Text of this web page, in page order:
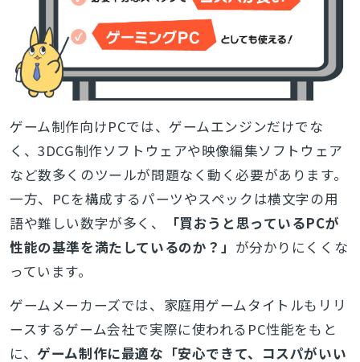
ゲーム制作向けPCでは、ゲームエンジンだけでな
く、3DCG制作ソフトウェアや映像編集ソフトウェア
など数多くのツールが問題なく動く必要があります。
一方、PCを構成するパーツやスペックは横文字の用
語や難しい数字が多く、
「買おうと思っているPCが
性能の基準を満たしているのか？」 が分かりにくくな
っています。
ゲームメーカーズでは、家庭用ゲームタイトルもリリ
ースするゲーム会社で実際に使われるPC性能をもと
に、 ゲーム制作に最適な「安心できて、コスパがいい